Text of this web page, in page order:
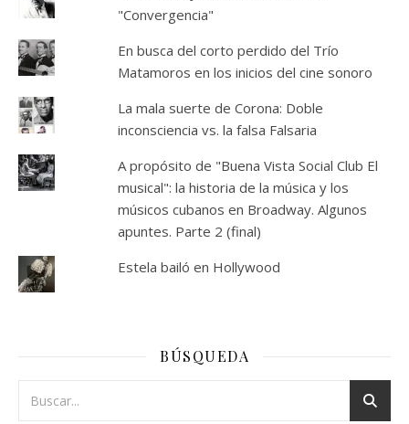
"Convergencia"
En busca del corto perdido del Trío
Matamoros en los inicios del cine sonoro
La mala suerte de Corona: Doble
inconsciencia vs. la falsa Falsaria
A propósito de "Buena Vista Social Club El
musical": la historia de la música y los
músicos cubanos en Broadway. Algunos
apuntes. Parte 2 (final)
Estela bailó en Hollywood
BÚSQUEDA